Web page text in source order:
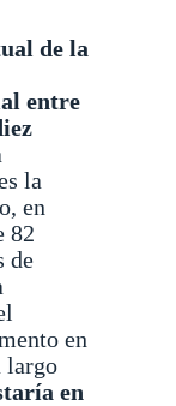
de la
entre
la
en
82
de
en
largo
en